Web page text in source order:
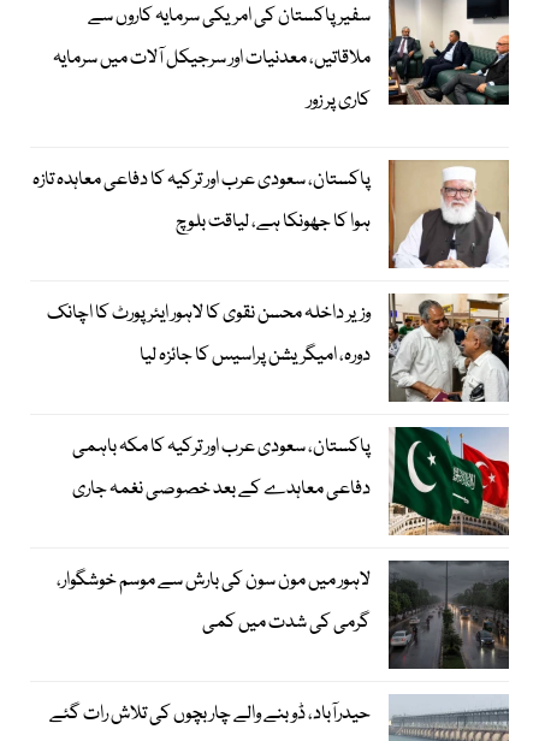
سفیر پاکستان کی امریکی سرمایہ کاروں سے
ملاقاتیں، معدنیات اور سرجیکل آلات میں سرمایہ
کاری پر زور
پاکستان، سعودی عرب اور ترکیہ کا دفاعی معاہدہ تازہ
ہوا کا جھونکا ہے، لیاقت بلوچ
وزیر داخلہ محسن نقوی کا لاہور ایئر پورٹ کا اچانک
دورہ، امیگریشن پراسیس کا جائزہ لیا
پاکستان، سعودی عرب اور ترکیہ کا مکہ باہمی
دفاعی معاہدے کے بعد خصوصی نغمہ جاری
لاہور میں مون سون کی بارش سے موسم خوشگوار،
گرمی کی شدت میں کمی
حیدرآباد، ڈوبنے والے چار بچوں کی تلاش رات گئے